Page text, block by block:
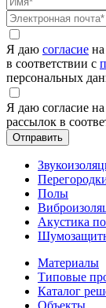
Я даю согласие
в соответствии с
персональных
Я даю согласие
рассылок в
Полы
Акустика
Материалы
Типовые
Каталог